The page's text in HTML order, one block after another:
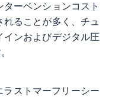
ーベンションコスト
ることが多く、チュ
インおよびデジタル圧
ラストマーフリーシー